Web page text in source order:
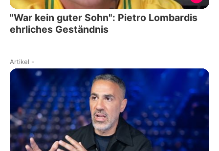
"War kein guter Sohn": Pietro Lombardis
ehrliches Geständnis
Artikel -